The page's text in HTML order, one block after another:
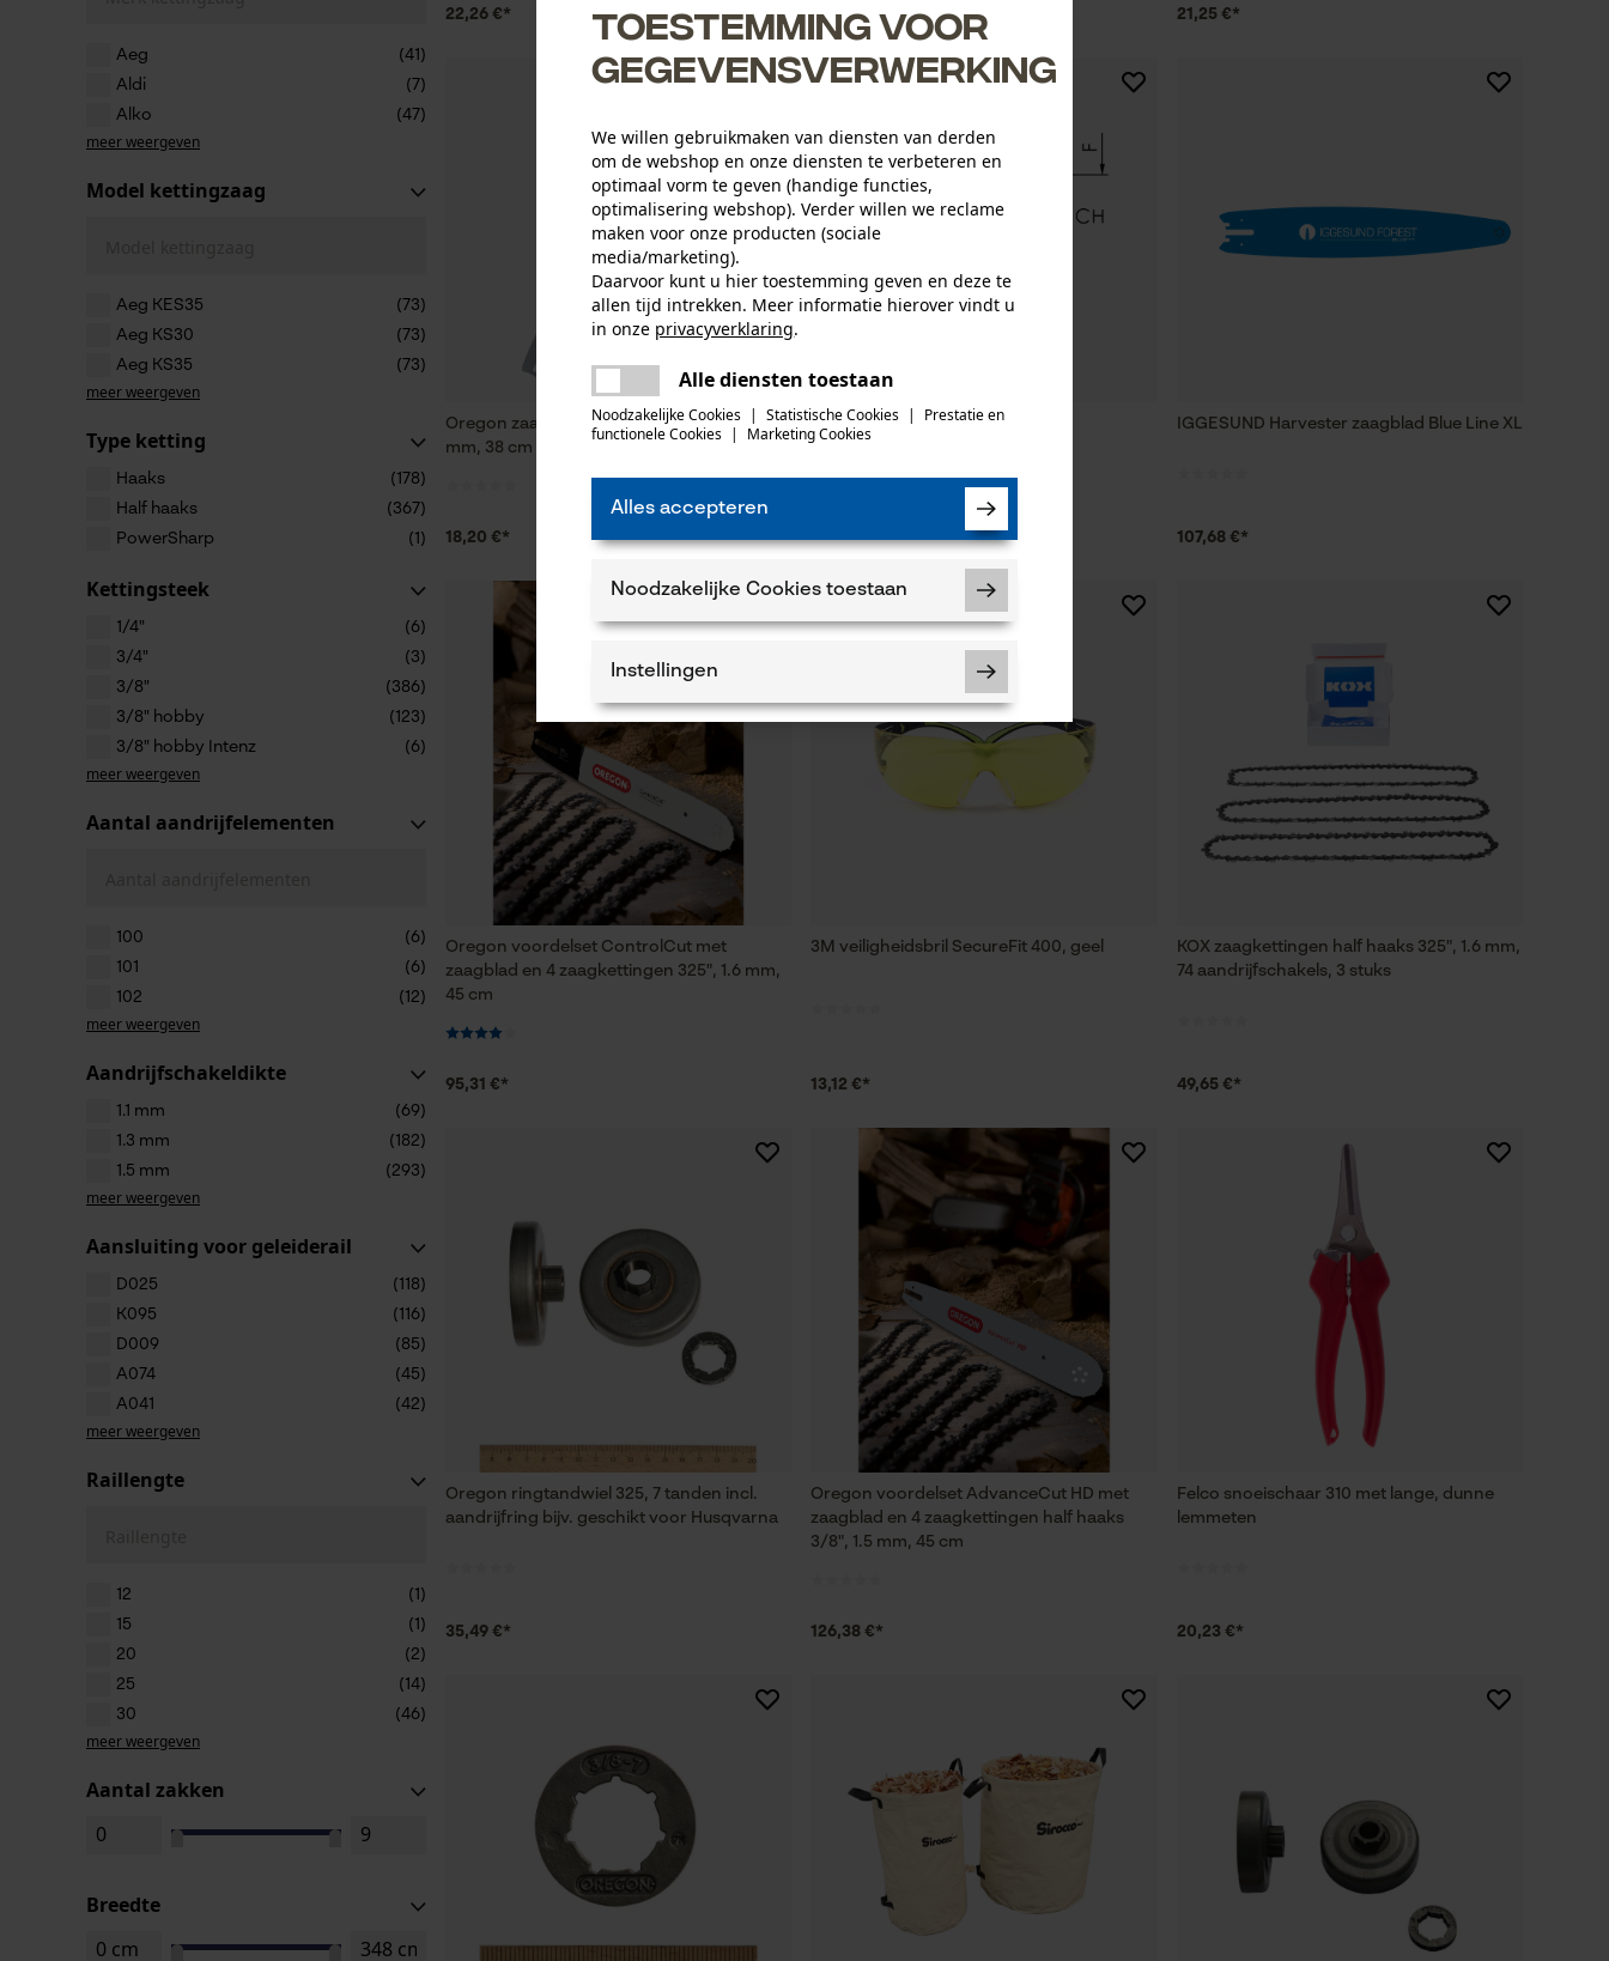
Aeg
(41)
Aldi
(7)
Alko
(47)
meer weergeven
Model kettingzaag
Aeg KES35
(73)
Aeg KS30
(73)
Aeg KS35
(73)
meer weergeven
Type ketting
Haaks
(178)
Half haaks
(367)
PowerSharp
(1)
Kettingsteek
1/4"
(6)
3/4"
(3)
3/8"
(386)
3/8" hobby
(123)
3/8" hobby Intenz
(6)
meer weergeven
Aantal aandrijfelementen
100
(6)
101
(6)
102
(12)
meer weergeven
Aandrijfschakeldikte
1.1 mm
(69)
1.3 mm
(182)
1.5 mm
(293)
meer weergeven
Aansluiting voor geleiderail
D025
(118)
K095
(116)
D009
(85)
A074
(45)
A041
(42)
meer weergeven
Raillengte
12
(1)
15
(1)
20
(2)
25
(14)
30
(46)
meer weergeven
Aantal zakken
Breedte
22,26 €* 3,55 €* 21,25 €*
Oregon zaagblad Advancecut .325", 1.5
mm, 38 cm
18,20 €*
FB Hydraulic Pressnippel DKOS
NIEUW
2,37 €*
IGGESUND Harvester zaagblad Blue Line XL
107,68 €*
Oregon voordelset ControlCut met
zaagblad en 4 zaagkettingen 325", 1.6 mm,
45 cm
95,31 €*
3M veiligheidsbril SecureFit 400, geel
13,12 €*
KOX zaagkettingen half haaks 325", 1.6 mm,
74 aandrijfschakels, 3 stuks
49,65 €*
Oregon ringtandwiel 325, 7 tanden incl.
aandrijfring bijv. geschikt voor Husqvarna
35,49 €*
Oregon voordelset AdvanceCut HD met
zaagblad en 4 zaagkettingen half haaks
3/8", 1.5 mm, 45 cm
126,38 €*
Felco snoeischaar 310 met lange, dunne
lemmeten
20,23 €*
Toestemming voor
gegevensverwerking
We willen gebruikmaken van diensten van derden
om de webshop en onze diensten te verbeteren en
optimaal vorm te geven (handige functies,
optimalisering webshop). Verder willen we reclame
maken voor onze producten (sociale
media/marketing).
Daarvoor kunt u hier toestemming geven en deze te
allen tijd intrekken. Meer informatie hierover vindt u
in onze privacyverklaring.
Alle diensten toestaan
Noodzakelijke Cookies | Statistische Cookies |
Prestatie en
functionele Cookies | Marketing Cookies
Alles accepteren
Noodzakelijke Cookies toestaan
Instellingen
Noodzakelijke Cookies
Controleer instelling van cookies
Session ID
De keuze voor gegevensverwerking
opslaan
Statistische Cookies
Prestatie en functionele Cookies
Loop54 Personalization
Gepersonaliseerde homepage
YouTube-video's
Marketing Cookies
Google Global Site Tag
opnieuw te proberen.
mail